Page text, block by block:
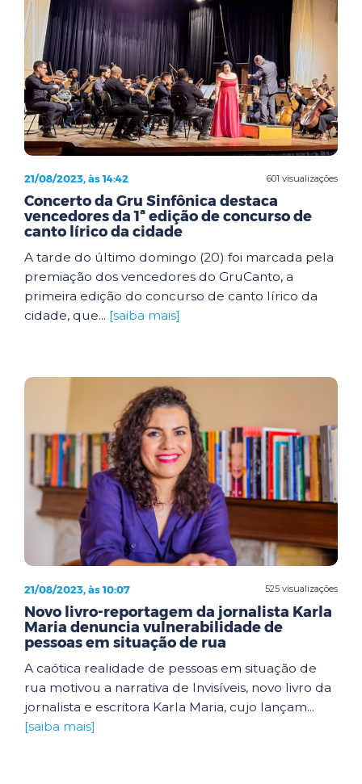
601 visualizações
21/08/2023, às 14:42
Concerto da Gru Sinfônica destaca
vencedores da 1ª edição de concurso de
canto lírico da cidade
A tarde do último domingo (20) foi marcada pela
premiação dos vencedores do GruCanto, a
primeira edição do concurso de canto lírico da
cidade, que... [saiba mais]
525 visualizações
21/08/2023, às 10:07
Novo livro-reportagem da jornalista Karla
Maria denuncia vulnerabilidade de
pessoas em situação de rua
A caótica realidade de pessoas em situação de
rua motivou a narrativa de Invisíveis, novo livro da
jornalista e escritora Karla Maria, cujo lançam...
[saiba mais]